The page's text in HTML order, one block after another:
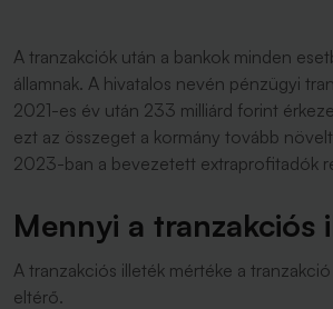
A tranzakciók után a bankok minden
államnak. A hivatalos nevén pénzügyi
2021-es év után 233 milliárd forint
ezt az összeget a kormány tovább
2023-ban a bevezetett extraprofitadók
Mennyi a tranzakciós
A tranzakciós illeték mértéke a
eltérő.